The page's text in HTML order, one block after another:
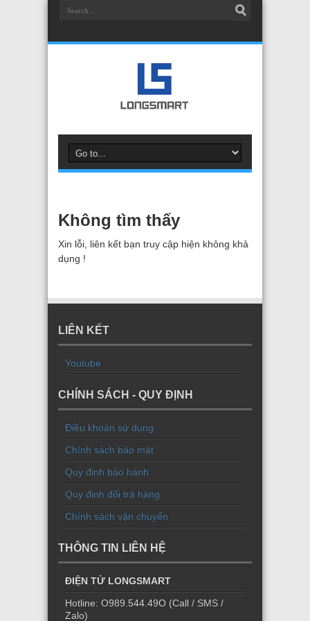
Không tìm thấy
Xin lỗi, liên kết bạn truy cập hiện không khả
dụng !
LIÊN KẾT
Youtube
CHÍNH SÁCH - QUY ĐỊNH
Điều khoản sử dụng
Chính sách bảo mật
Quy định bảo hành
Quy định đổi trả hàng
Chính sách vận chuyển
THÔNG TIN LIÊN HỆ
ĐIỆN TỬ LONGSMART
Hotline: O989.544.49O (Call / SMS /
Zalo)